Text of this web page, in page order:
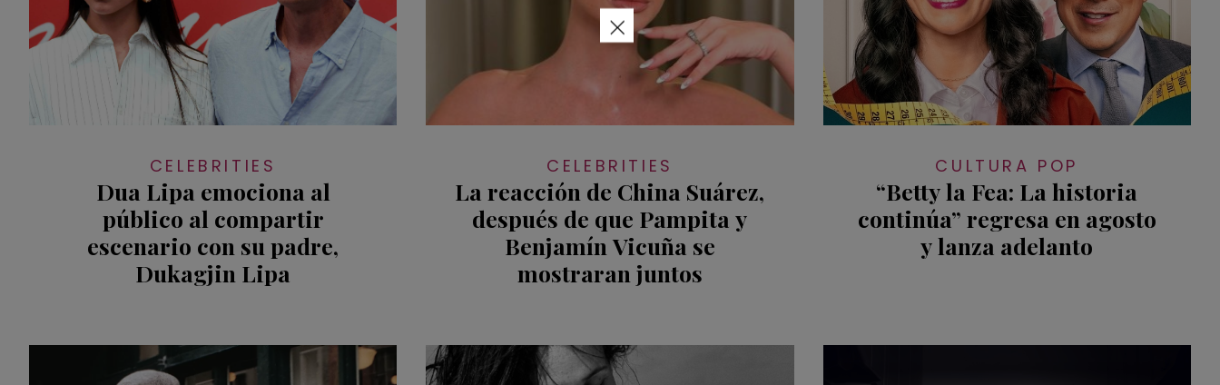
CELEBRITIES
Dua Lipa emociona al
público al compartir
escenario con su padre,
Dukagjin Lipa
CELEBRITIES
La reacción de China Suárez,
después de que Pampita y
Benjamín Vicuña se
mostraran juntos
CULTURA POP
“Betty la Fea: La historia
continúa” regresa en agosto
y lanza adelanto
×